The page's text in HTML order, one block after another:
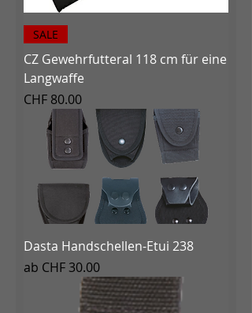
SALE
CZ Gewehrfutteral 118 cm für eine
Langwaffe
Preis
CHF 80.00
Dasta Handschellen-Etui 238
ab CHF 30.00
Sale-Preis